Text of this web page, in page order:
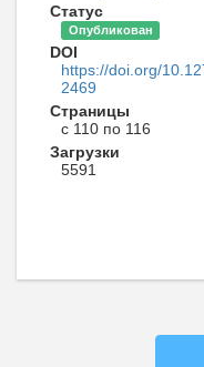
Статус
Опубликован
DOI
https://doi.org/
2469
Страницы
с 110 по 116
Загрузки
5591